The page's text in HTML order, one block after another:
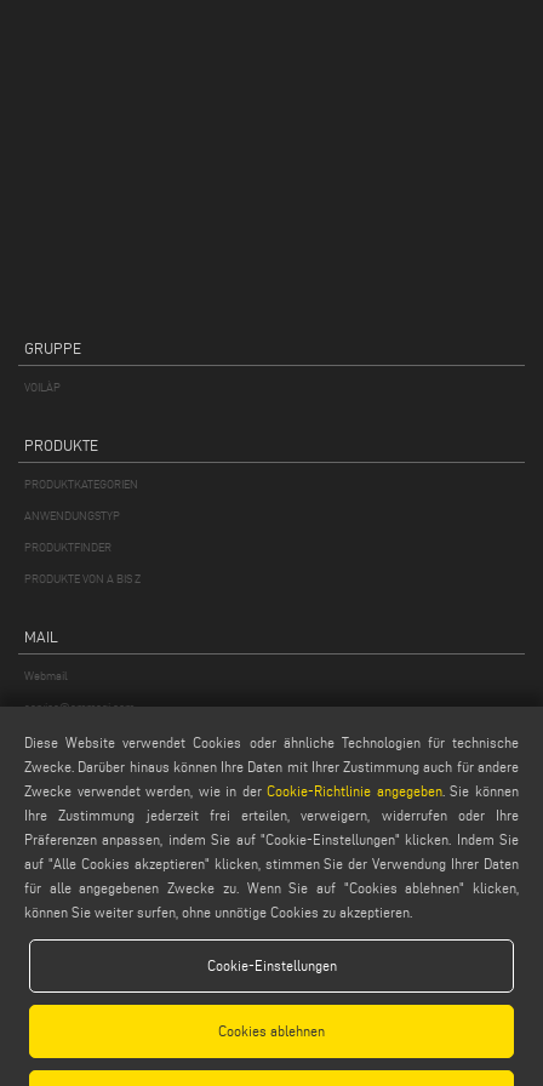
GRUPPE
VOILÀP
PRODUKTE
PRODUKTKATEGORIEN
ANWENDUNGSTYP
PRODUKTFINDER
PRODUKTE VON A BIS Z
MAIL
Webmail
service@emmegi.com
webmaster@emmegi.com
info@emmegi.com
FINDEN SIE UNS AUF
Diese Website verwendet Cookies oder ähnliche Technologien für technische
Zwecke. Darüber hinaus können Ihre Daten mit Ihrer Zustimmung auch für andere
Zwecke verwendet werden, wie in derCookie-Richtlinie angegeben. Sie können
Ihre Zustimmung jederzeit frei erteilen, verweigern, widerrufen oder Ihre
Präferenzen anpassen, indem Sie auf "Cookie-Einstellungen" klicken. Indem Sie
auf "Alle Cookies akzeptieren" klicken, stimmen Sie der Verwendung Ihrer Daten
für alle angegebenen Zwecke zu. Wenn Sie auf "Cookies ablehnen" klicken,
können Sie weiter surfen, ohne unnötige Cookies zu akzeptieren.
Cookie-Einstellungen
Cookies ablehnen